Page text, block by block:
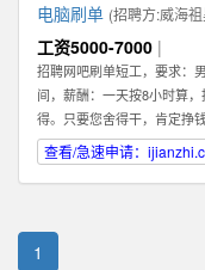
电脑刷单 (招聘方:威海
工资5000-7000 |
招聘网吧刷单短工，要求：
间，薪酬：一天按8小时算
得。只要您舍得干，肯定挣
查看/急速申请：
1